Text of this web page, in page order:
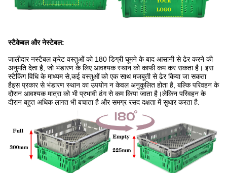
स्टैकेबल और नेस्टेबल:
जालीदार नस्टैबल क्रेट वस्तुओं को 180 डिग्री घूमने के बाद आसानी से ढेर करने की
अनुमति देता है, जो भंडारण के लिए आवश्यक स्थान को काफी कम कर सकता है। इस
स्टैकिंग विधि के माध्यम से,कई वस्तुओं को एक साथ मजबूती से ढेर किया जा सकता
हैइस प्रकार से भंडारण स्थान का उपयोग न केवल अनुकूलित होता है, बल्कि परिवहन के
दौरान आवश्यक मात्रा को भी प्रभावी ढंग से कम किया जाता है।लेकिन परिवहन के
दौरान बहुत अधिक लागत भी बचाता है और समग्र रसद दक्षता में सुधार करता है.